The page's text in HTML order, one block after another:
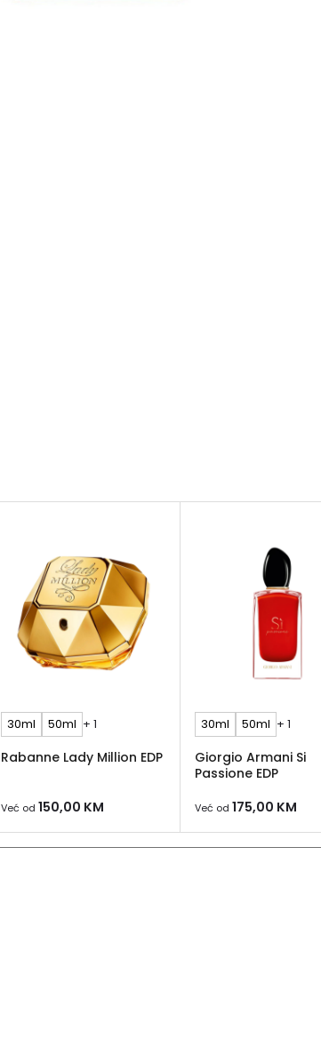
30ml 50ml + 1
Rabanne Lady Million EDP
Već od 150,00 KM
30ml 50ml + 1
Giorgio Armani Si
Passione EDP
Već od 175,00 KM